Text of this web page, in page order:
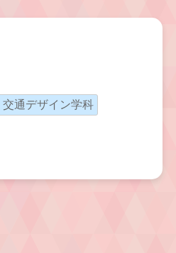
交通デザイン学科